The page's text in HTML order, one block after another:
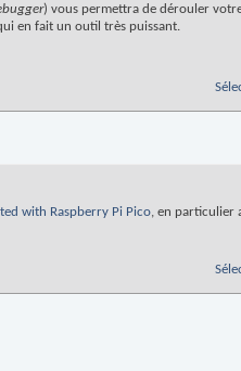
) vous permettra de dérouler
en fait un outil très puissant.
with Raspberry Pi Pico , en particulier